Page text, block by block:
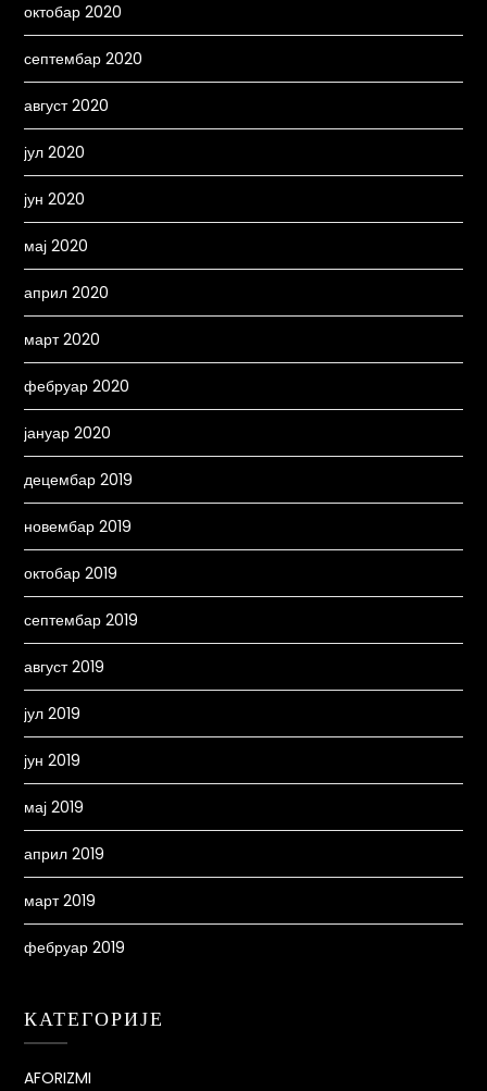
октобар 2020
септембар 2020
август 2020
јул 2020
јун 2020
мај 2020
април 2020
март 2020
фебруар 2020
јануар 2020
децембар 2019
новембар 2019
октобар 2019
септембар 2019
август 2019
јул 2019
јун 2019
мај 2019
април 2019
март 2019
фебруар 2019
КАТЕГОРИЈЕ
AFORIZMI